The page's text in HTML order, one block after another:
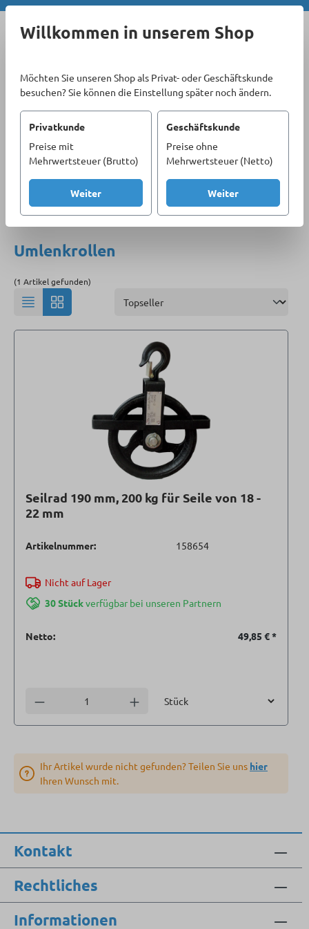
Zum Hauptinhalt springen
Willkommen in unserem Shop
Möchten Sie unseren Shop als Privat- oder Geschäftskunde
besuchen? Sie können die Einstellung später noch ändern.
Privatkunde
Preise mit
Mehrwertsteuer (Brutto)
Weiter
Geschäftskunde
Preise ohne
Mehrwertsteuer (Netto)
Weiter
Sortiment
Sicherheitstechnik & Beschläge
Seilbeschläge
Umlenkrollen
Umlenkrollen
(1 Artikel gefunden)
Seilrad 190 mm, 200 kg für Seile von 18 -
22 mm
Artikelnummer: 158654
Nicht auf Lager
30 Stückverfügbar bei unseren Partnern
Netto: 49,85 €*
Anzahl verringern Anzahl erhöhen
Ihr Artikel wurde nicht gefunden? Teilen Sie uns hier
Ihren Wunsch mit.
Kontakt
Rechtliches
Informationen